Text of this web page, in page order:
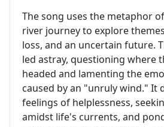
The song uses the metaphor
river journey to explore
loss, and an uncertain future.
led astray, questioning where
headed and lamenting the
caused by an "unruly wind." It
feelings of helplessness,
amidst life's currents, and